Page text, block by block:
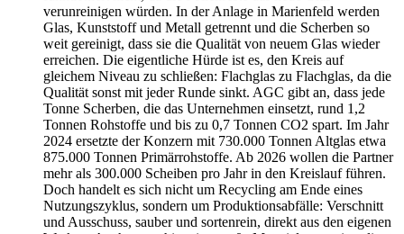
verunreinigen würden. In der Anlage in Marienfeld werden
Glas, Kunststoff und Metall getrennt und die Scherben so
weit gereinigt, dass sie die Qualität von neuem Glas wieder
erreichen. Die eigentliche Hürde ist es, den Kreis auf
gleichem Niveau zu schließen: Flachglas zu Flachglas, da die
Qualität sonst mit jeder Runde sinkt. AGC gibt an, dass jede
Tonne Scherben, die das Unternehmen einsetzt, rund 1,2
Tonnen Rohstoffe und bis zu 0,7 Tonnen CO2 spart. Im Jahr
2024 ersetzte der Konzern mit 730.000 Tonnen Altglas etwa
875.000 Tonnen Primärrohstoffe. Ab 2026 wollen die Partner
mehr als 300.000 Scheiben pro Jahr in den Kreislauf führen.
Doch handelt es sich nicht um Recycling am Ende eines
Nutzungszyklus, sondern um Produktionsabfälle: Verschnitt
und Ausschuss, sauber und sortenrein, direkt aus den eigenen